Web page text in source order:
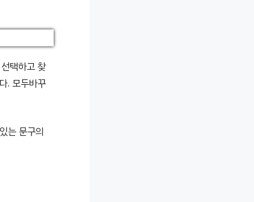
택하고 찾
. 모두바꾸
는 문구의